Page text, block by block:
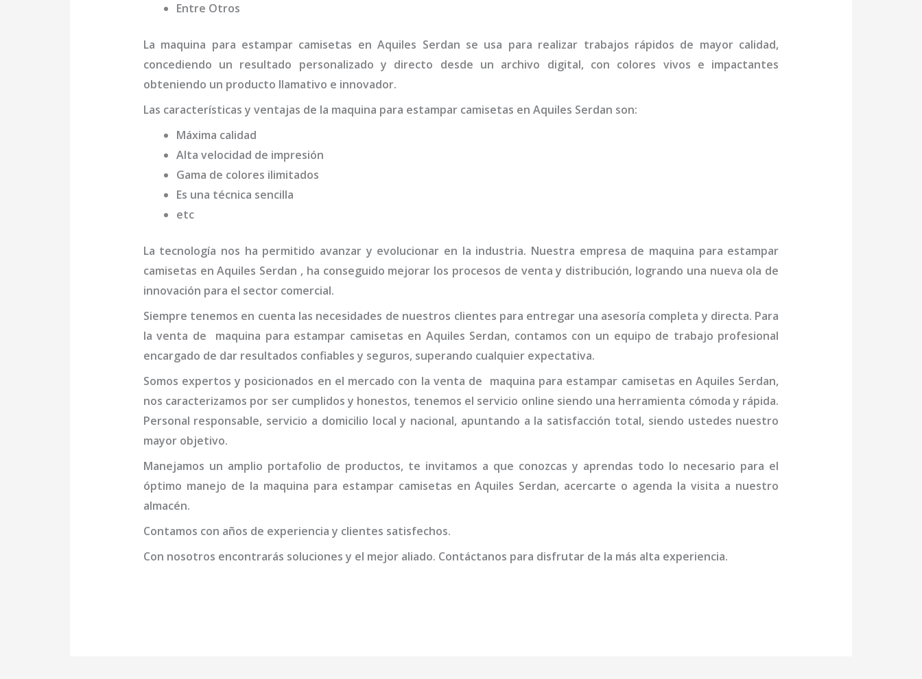
Entre Otros
La maquina para estampar camisetas en Aquiles Serdan se usa para realizar trabajos rápidos de mayor calidad,
concediendo un resultado personalizado y directo desde un archivo digital, con colores vivos e impactantes
obteniendo un producto llamativo e innovador.
Las características y ventajas de la maquina para estampar camisetas en Aquiles Serdan son:
Máxima calidad
Alta velocidad de impresión
Gama de colores ilimitados
Es una técnica sencilla
etc
La tecnología nos ha permitido avanzar y evolucionar en la industria. Nuestra empresa de maquina para estampar
camisetas en Aquiles Serdan , ha conseguido mejorar los procesos de venta y distribución, logrando una nueva ola de
innovación para el sector comercial.
Siempre tenemos en cuenta las necesidades de nuestros clientes para entregar una asesoría completa y directa. Para
la venta de maquina para estampar camisetas en Aquiles Serdan, contamos con un equipo de trabajo profesional
encargado de dar resultados confiables y seguros, superando cualquier expectativa.
Somos expertos y posicionados en el mercado con la venta de maquina para estampar camisetas en Aquiles Serdan,
nos caracterizamos por ser cumplidos y honestos, tenemos el servicio online siendo una herramienta cómoda y rápida.
Personal responsable, servicio a domicilio local y nacional, apuntando a la satisfacción total, siendo ustedes nuestro
mayor objetivo.
Manejamos un amplio portafolio de productos, te invitamos a que conozcas y aprendas todo lo necesario para el
óptimo manejo de la maquina para estampar camisetas en Aquiles Serdan, acercarte o agenda la visita a nuestro
almacén.
Contamos con años de experiencia y clientes satisfechos.
Con nosotros encontrarás soluciones y el mejor aliado. Contáctanos para disfrutar de la más alta experiencia.